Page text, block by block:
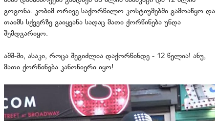
გოგონა. კობიმ ორივე საქორწილო კოსტიუმებში გამოაწყო და
თაიმს სქვერზე გაიყვანა სადაც მათი ქორწინება უნდა
შემდგარიყო.
აშშ-ში, ასაკი, როცა შეგიძლია დაქორწინდე - 12 წელია! ანუ,
მათი ქორწინება კანონიერი იყო!